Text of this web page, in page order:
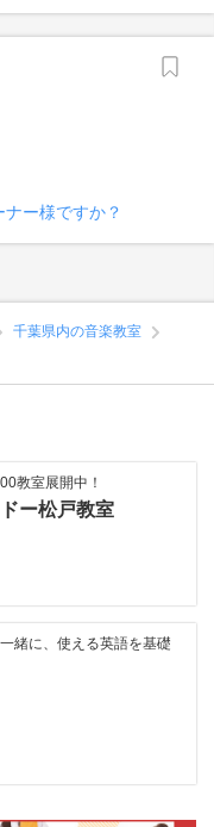
ー様ですか？
千葉県内の音楽教室
教室展開中！
ー松戸教室
緒に、使える英語を基礎